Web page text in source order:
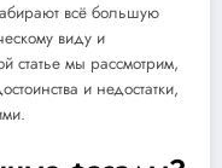
всё большую
виду и
статье мы рассмотрим,
и недостатки,